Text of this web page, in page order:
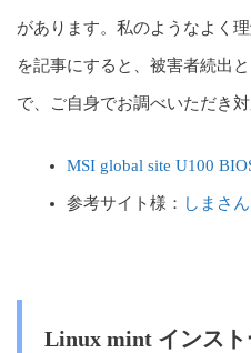
があります。私のようなよく
を記事にすると、被害者続出
で、ご自身でお調べいただき
MSI global site U100
参考サイト様： しまさ
Linux mint インスト